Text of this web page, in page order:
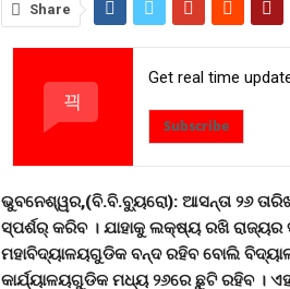
Share
Get real time
Subscribe
ଭୁବନେଶ୍ୱର,(ବି.ବି.ବୁ୍ୟରୋ): ଆସନ୍ତା ୨୬
ସ୍ପର୍ଶର୍ କରିବ । ଯାହାକୁ ଲକ୍ଷ୍ୟ ରଖି ରାଜ୍ୟର
ମହାବିଦ୍ୟାଳୟଗୁଡିକ ବନ୍ଦ ରହିବ ବୋଲି
କାର୍ଯ୍ୟାଳୟଗୁଡିକ ମଧ୍ୟ ୨୬ରେ ଛୁଟି ରହିବ ।